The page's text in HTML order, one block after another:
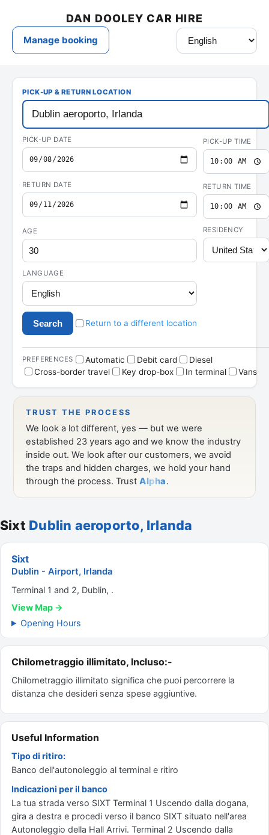
Sixt Dublin aeroporto, Irlanda
Sixt
Dublin - Airport, Irlanda
Terminal 1 and 2, Dublin, .
View Map →
Opening Hours
Chilometraggio illimitato, Incluso:-
Chilometraggio illimitato significa che puoi percorrere la
distanza che desideri senza spese aggiuntive.
Useful Information
Tipo di ritiro:
Banco dell'autonoleggio al terminal e ritiro
Indicazioni per il banco
La tua strada verso SIXT Terminal 1 Uscendo dalla dogana,
gira a destra e procedi verso il banco SIXT situato nell'area
Autonoleggio della Hall Arrivi. Terminal 2 Uscendo dalla